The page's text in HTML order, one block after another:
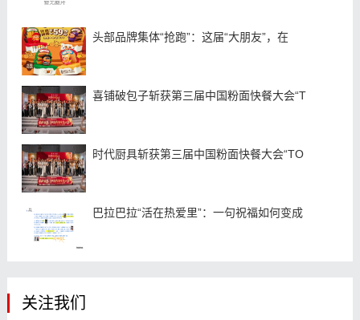
头部品牌集体“抢跑”：这届“大朋友”，在
喜铺破包子斩获第三届中国粉面快餐大会“T
时代厨具斩获第三届中国粉面快餐大会“TO
巴拉巴拉“活在热爱里”：一句祝福如何变成
关注我们